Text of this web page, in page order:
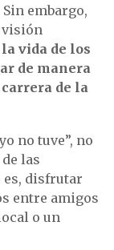
Sin embargo,
visión
vida de los
de manera
de la
no tuve”, no
las
es, disfrutar
entre amigos
o un